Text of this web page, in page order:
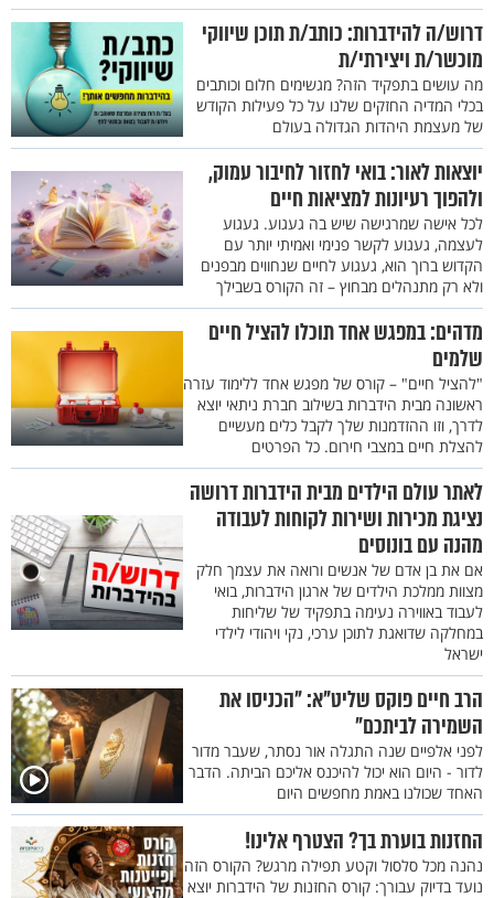
דרוש/ה להידברות: כותב/ת תוכן שיווקי
מוכשר/ת ויצירתי/ת
מה עושים בתפקיד הזה? מגשימים חלום וכותבים
בכלי המדיה החזקים שלנו על כל פעילות הקודש
של מעצמת היהדות הגדולה בעולם
יוצאות לאור: בואי לחזור לחיבור עמוק,
ולהפוך רעיונות למציאות חיים
לכל אישה שמרגישה שיש בה געגוע. געגוע
לעצמה, געגוע לקשר פנימי ואמיתי יותר עם
הקדוש ברוך הוא, געגוע לחיים שנחווים מבפנים
ולא רק מתנהלים מבחוץ – זה הקורס בשבילך
מדהים: במפגש אחד תוכלו להציל חיים
שלמים
"להציל חיים" – קורס של מפגש אחד ללימוד עזרה
ראשונה מבית הידברות בשילוב חברת ניתאי יוצא
לדרך, וזו ההזדמנות שלך לקבל כלים מעשיים
להצלת חיים במצבי חירום. כל הפרטים
לאתר עולם הילדים מבית הידברות דרושה
נציגת מכירות ושירות לקוחות לעבודה
מהנה עם בונוסים
אם את בן אדם של אנשים ורואה את עצמך חלק
מצוות ממלכת הילדים של ארגון הידברות, בואי
לעבוד באווירה נעימה בתפקיד של שליחות
במחלקה שדואגת לתוכן ערכי, נקי ויהודי לילדי
ישראל
הרב חיים פוקס שליט"א: "הכניסו את
השמירה לביתכם"
לפני אלפיים שנה התגלה אור נסתר, שעבר מדור
לדור - היום הוא יכול להיכנס אליכם הביתה. הדבר
האחד שכולנו באמת מחפשים היום
החזנות בוערת בך? הצטרף אלינו!
נהנה מכל סלסול וקטע תפילה מרגש? הקורס הזה
נועד בדיוק עבורך: קורס החזנות של הידברות יוצא